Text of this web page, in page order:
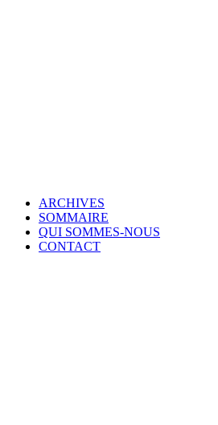
ARCHIVES
SOMMAIRE
QUI SOMMES-NOUS
CONTACT